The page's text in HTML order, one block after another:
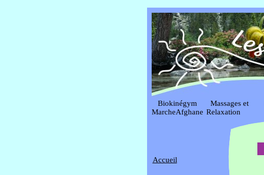
Biokinégym
MarcheAfghane
Massages et
Relaxation
Accueil